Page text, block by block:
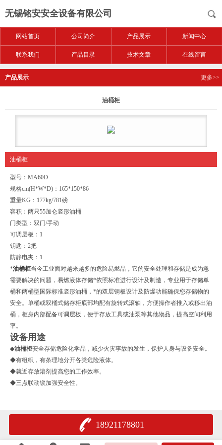
无锡铭安安全设备有限公司
网站首页 公司简介 产品展示 新闻中心
联系我们 产品目录 技术文章 在线留言
产品展示 更多>>
油桶柜
油桶柜
型号：MA60D
规格cm(H*W*D)：165*150*86
重量KG：177kg/781磅
容积：两只55加仑竖形油桶
门类型：双门/手动
可调层板：1
钥匙：2把
防静电夹：1
*油桶柜当今工业面对越来越多的危险易燃品，它的安全处理和存储是成为急
需要解决的问题，易燃液体存储*依照标准进行设计及制造，专业用于存储单
桶和两桶型国际标准竖形油桶，*的双层钢板设计及防爆功能确保您存储物的
安全。单桶或双桶式储存柜底部均配有旋转式滚轴，方便操作者推入或移出油
桶，柜身内部配备可调层板，便于存放工具或油泵等其他物品，提高空间利用
率。
设备用途
◆油桶柜安全存储危险化学品，减少火灾事故的发生，保护人身与设备安全。
◆有组织，有条理地分开各类危险液体。
◆就近存放溶剂提高您的工作效率。
◆三点联动锁加强安全性。
18921178801